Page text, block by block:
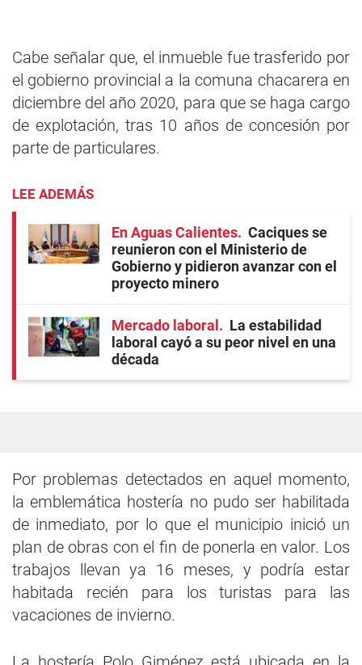
Cabe señalar que, el inmueble fue trasferido por
el gobierno provincial a la comuna chacarera en
diciembre del año 2020, para que se haga cargo
de explotación, tras 10 años de concesión por
parte de particulares.
LEE ADEMÁS
En Aguas Calientes
Caciques se
reunieron con el Ministerio de
Gobierno y pidieron avanzar con el
proyecto minero
Mercado laboral
La estabilidad
laboral cayó a su peor nivel en una
década
Por problemas detectados en aquel momento,
la emblemática hostería no pudo ser habilitada
de inmediato, por lo que el municipio inició un
plan de obras con el fin de ponerla en valor. Los
trabajos llevan ya 16 meses, y podría estar
habitada recién para los turistas para las
vacaciones de invierno.